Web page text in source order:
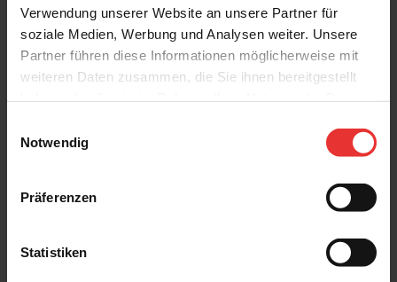
Verwendung unserer Website an unsere Partner für
soziale Medien, Werbung und Analysen weiter. Unsere
Partner führen diese Informationen möglicherweise mit
weiteren Daten zusammen, die Sie ihnen bereitgestellt
Notwendig
Präferenzen
Statistiken
Cavira